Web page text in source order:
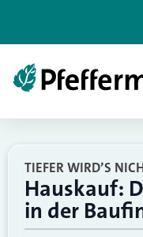
TIEFER WIRD’S
Hauskauf:
in der